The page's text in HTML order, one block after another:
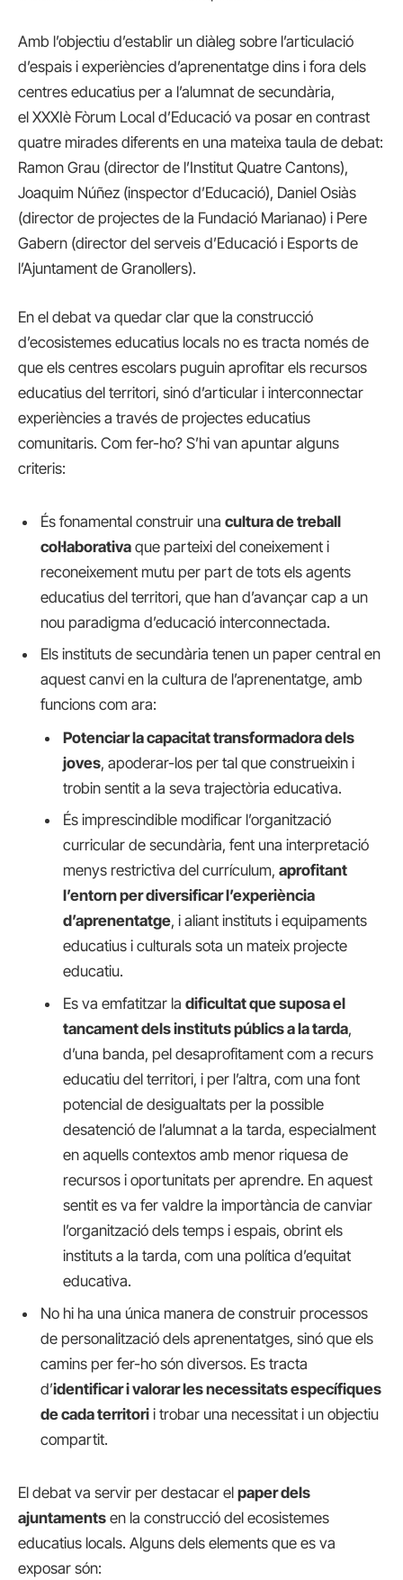
Amb l’objectiu d’establir un diàleg sobre l’articulació
d’espais i experiències d’aprenentatge dins i fora dels
centres educatius per a l’alumnat de secundària,
el XXXIè Fòrum Local d’Educació va posar en contrast
quatre mirades diferents en una mateixa taula de debat:
Ramon Grau (director de l’Institut Quatre Cantons),
Joaquim Núñez (inspector d’Educació), Daniel Osiàs
(director de projectes de la Fundació Marianao) i Pere
Gabern (director del serveis d’Educació i Esports de
l’Ajuntament de Granollers).
En el debat va quedar clar que la construcció
d’ecosistemes educatius locals no es tracta només de
que els centres escolars puguin aprofitar els recursos
educatius del territori, sinó d’articular i interconnectar
experiències a través de projectes educatius
comunitaris. Com fer-ho? S’hi van apuntar alguns
criteris:
És fonamental construir una cultura de treball
col·laborativa que parteixi del coneixement i
reconeixement mutu per part de tots els agents
educatius del territori, que han d’avançar cap a un
nou paradigma d’educació interconnectada.
Els instituts de secundària tenen un paper central en
aquest canvi en la cultura de l’aprenentatge, amb
funcions com ara:
Potenciar la capacitat transformadora dels
joves, apoderar-los per tal que construeixin i
trobin sentit a la seva trajectòria educativa.
És imprescindible modificar l’organització
curricular de secundària, fent una interpretació
menys restrictiva del currículum, aprofitant
l’entorn per diversificar l’experiència
d’aprenentatge, i aliant instituts i equipaments
educatius i culturals sota un mateix projecte
educatiu.
Es va emfatitzar la dificultat que suposa el
tancament dels instituts públics a la tarda,
d’una banda, pel desaprofitament com a recurs
educatiu del territori, i per l’altra, com una font
potencial de desigualtats per la possible
desatenció de l’alumnat a la tarda, especialment
en aquells contextos amb menor riquesa de
recursos i oportunitats per aprendre. En aquest
sentit es va fer valdre la importància de canviar
l’organització dels temps i espais, obrint els
instituts a la tarda, com una política d’equitat
educativa.
No hi ha una única manera de construir processos
de personalització dels aprenentatges, sinó que els
camins per fer-ho són diversos. Es tracta
d’identificar i valorar les necessitats específiques
de cada territori i trobar una necessitat i un objectiu
compartit.
El debat va servir per destacar el paper dels
ajuntaments en la construcció del ecosistemes
educatius locals. Alguns dels elements que es va
exposar són: